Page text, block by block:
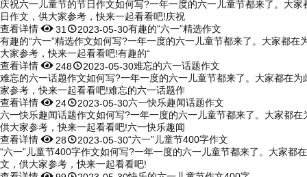
庆祝六一儿童节的节日作文如何写?一年一度的六一儿童节都来了。大
日作文，供大家参考，快来一起看看吧!庆祝
查看详情31 2023-05-30有趣的“六一”精选作文
有趣的“六一”精选作文如何写?一年一度的六一儿童节都来了。大家都
大家参考，快来一起看看吧!有趣的“
查看详情 2482023-05-30难忘的六一话题作文
难忘的六一话题作文如何写?一年一度的六一儿童节都来了。大家都在
家参考，快来一起看看吧!难忘的六一话题作
查看详情 242023-05-30六一快乐趣闻话题作文
六一快乐趣闻话题作文如何写?一年一度的六一儿童节都来了。大家都
供大家参考，快来一起看看吧!六一快乐趣闻
查看详情 282023-05-30“六一”儿童节400字作文
“六一”儿童节400字作文如何写?一年一度的六一儿童节都来了。大家都
文，供大家参考，快来一起看看吧!